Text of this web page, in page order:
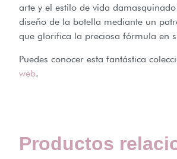
arte y el estilo de vida
diseño de la botella mediante un
que glorifica la preciosa fórmula en
Puedes conocer esta fantástica
web.
Productos